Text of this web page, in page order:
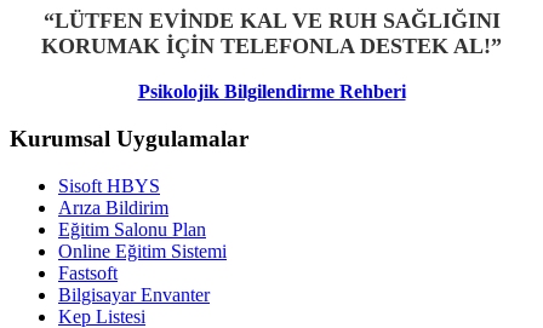
“LÜTFEN EVİNDE KAL VE RUH SAĞLIĞINI
KORUMAK İÇİN TELEFONLA DESTEK AL!”
Psikolojik Bilgilendirme Rehberi
Kurumsal Uygulamalar
Sisoft HBYS
Arıza Bildirim
Eğitim Salonu Plan
Online Eğitim Sistemi
Fastsoft
Bilgisayar Envanter
Kep Listesi